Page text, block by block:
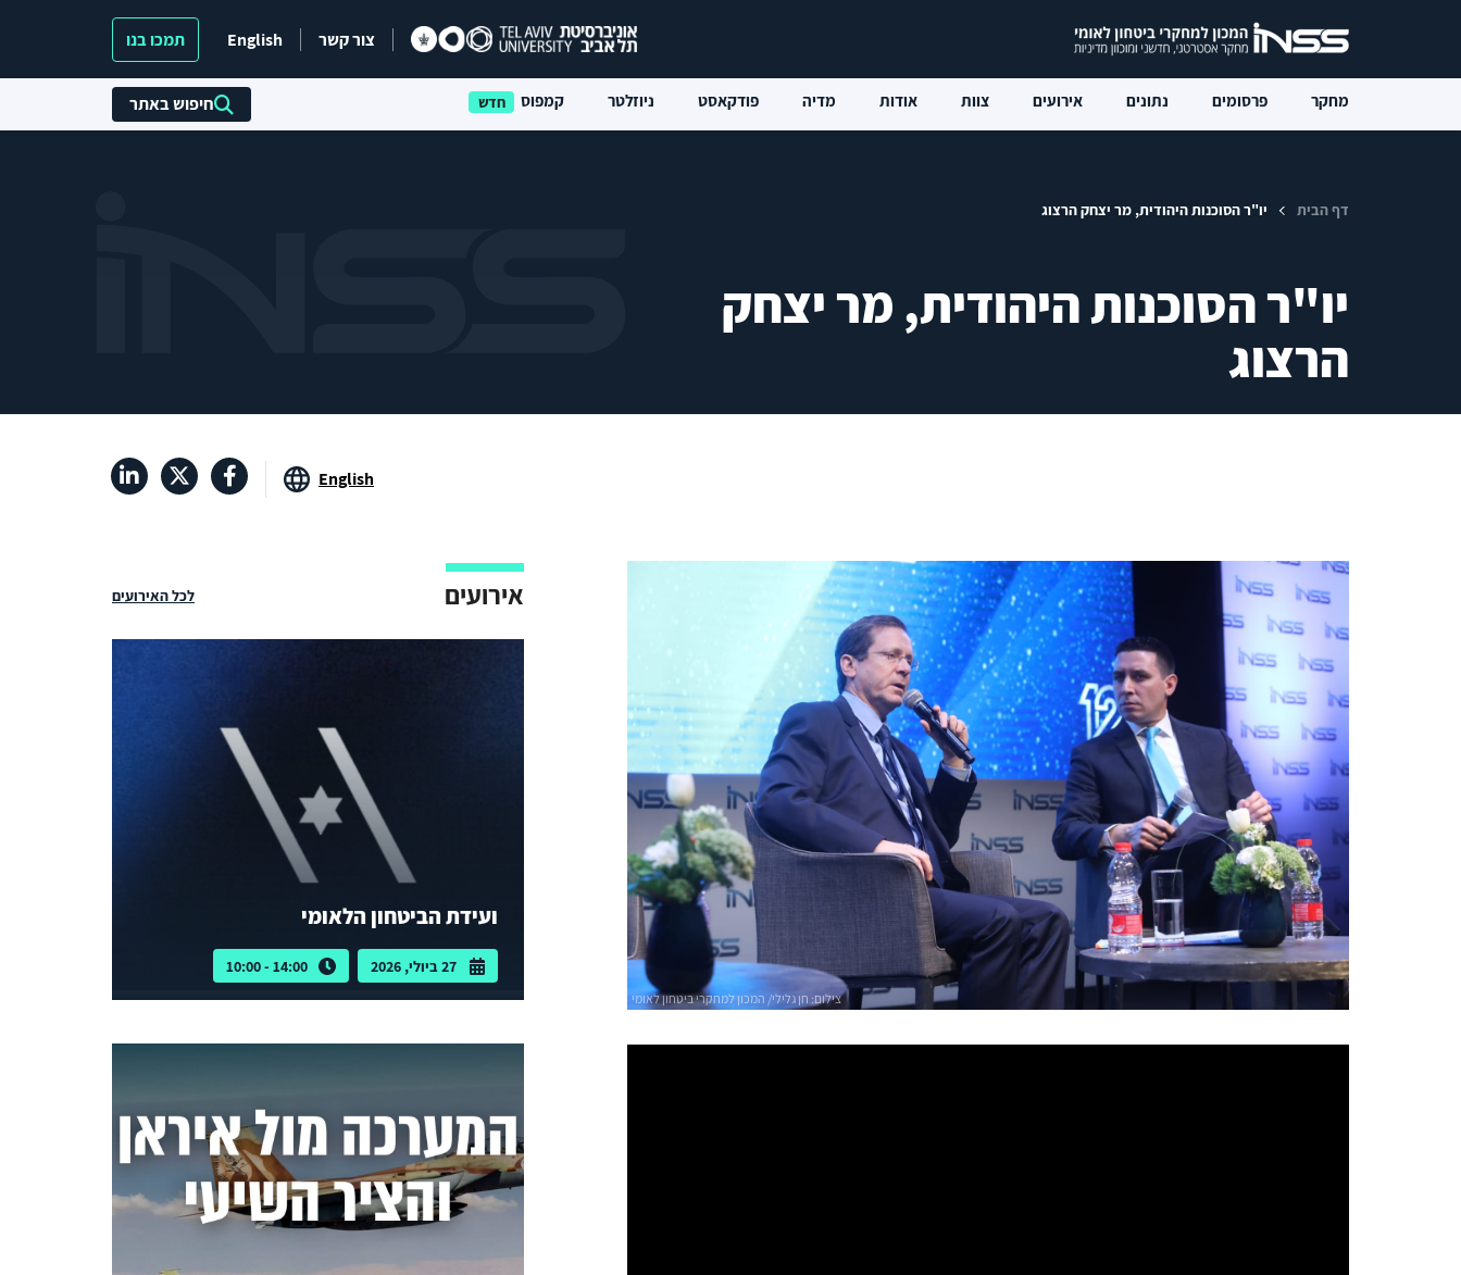
צור קשר English תמכו בנו
מחקר פרסומים נתונים אירועים צוות אודות מדיה פודקאסט ניוזלטר קמפוס חיפוש באתר
דף הבית ‬יו‭"‬ר‭ ‬הסוכנות‭ ‬היהודית, מר‭ ‬יצחק‭ ‬הרצוג
‬הרצוג
English
אירועים לכל האירועים
ועידת הביטחון הלאומי
27 ביולי, 2026 14:00 - 10:00